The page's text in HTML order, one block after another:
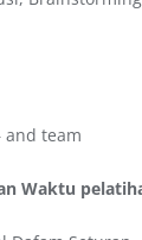
and team
Waktu